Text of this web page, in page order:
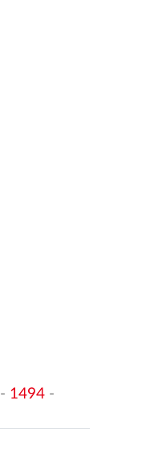
- 1494 -